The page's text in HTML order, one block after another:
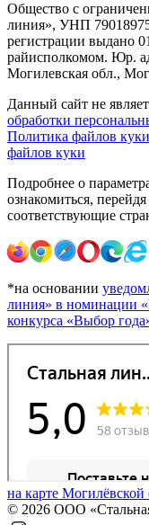
Общество с
линия», УНП
регистрации выдано
райисполкомом. Юр.
Могилевская обл.,
Данный сайт не
обработки
Политика файлов куки
файлов куки
Подробнее о
ознакомиться,
соответствующие
*на основании
линия» в номинации
конкурса «Выбор
на карте
© 2026 ООО